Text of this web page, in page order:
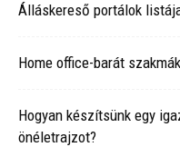
Álláskereső portálok
Home office-barát
Hogyan készítsünk egy
önéletrajzot?